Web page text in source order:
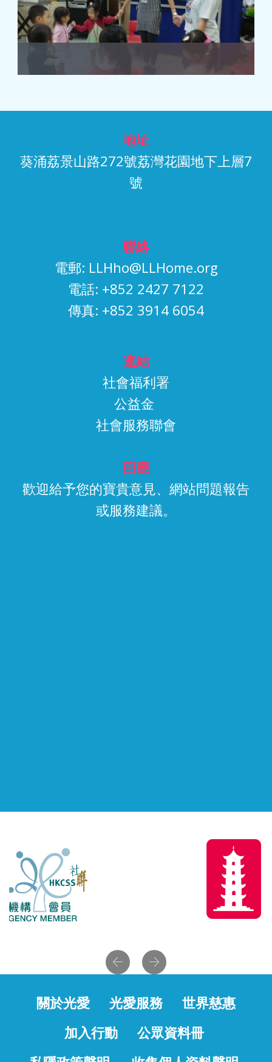
地址
葵涌荔景山路272號荔灣花園地下上層7
號
聯絡
電郵: LLHho@LLHome.org
電話: +852 2427 7122
傳真: +852 3914 6054
連結
社會福利署
公益金
社會服務聯會
回應
歡迎給予您的寶貴意見、網站問題報告
或服務建議。
Previous Next
世界慈惠
加入行動